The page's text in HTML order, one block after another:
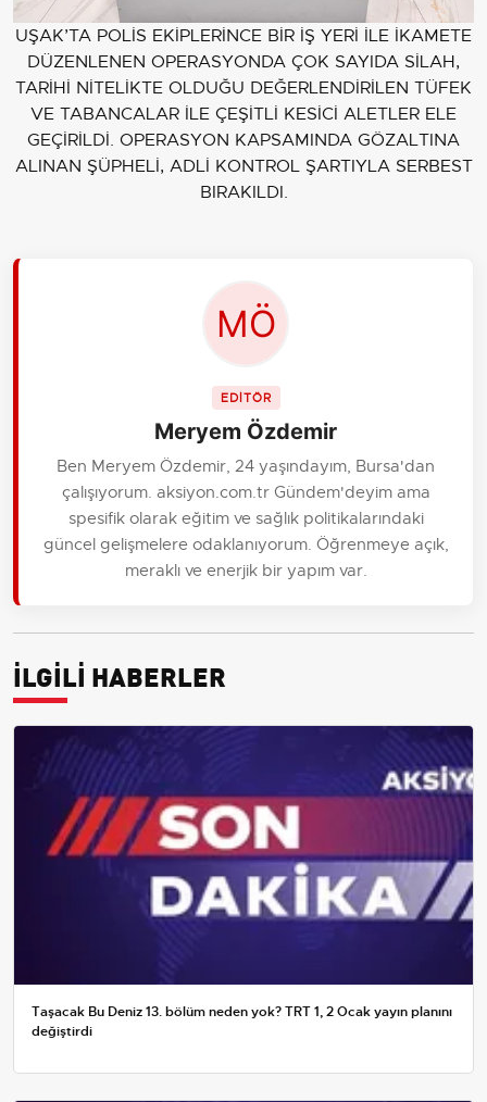
UŞAK’TA POLİS EKİPLERİNCE BİR İŞ YERİ İLE İKAMETE
DÜZENLENEN OPERASYONDA ÇOK SAYIDA SİLAH,
TARİHİ NİTELİKTE OLDUĞU DEĞERLENDİRİLEN TÜFEK
VE TABANCALAR İLE ÇEŞİTLİ KESİCİ ALETLER ELE
GEÇİRİLDİ. OPERASYON KAPSAMINDA GÖZALTINA
ALINAN ŞÜPHELİ, ADLİ KONTROL ŞARTIYLA SERBEST
BIRAKILDI.
EDİTÖR
Meryem Özdemir
Ben Meryem Özdemir, 24 yaşındayım, Bursa'dan
çalışıyorum. aksiyon.com.tr Gündem'deyim ama
spesifik olarak eğitim ve sağlık politikalarındaki
güncel gelişmelere odaklanıyorum. Öğrenmeye açık,
meraklı ve enerjik bir yapım var.
İLGİLİ HABERLER
Taşacak Bu Deniz 13. bölüm neden yok? TRT 1, 2 Ocak yayın planını
değiştirdi